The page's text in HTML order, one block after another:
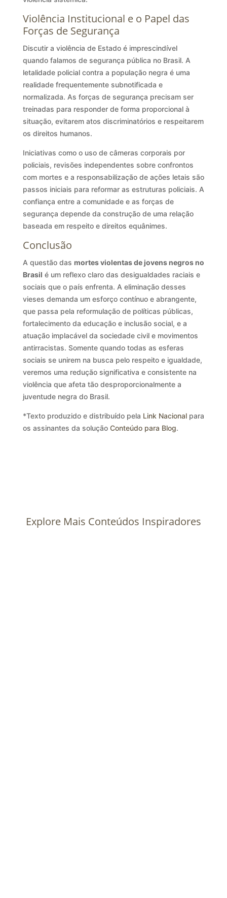
Violência Institucional e o Papel das
Forças de Segurança
Discutir a violência de Estado é imprescindível
quando falamos de segurança pública no Brasil. A
letalidade policial contra a população negra é uma
realidade frequentemente subnotificada e
normalizada. As forças de segurança precisam ser
treinadas para responder de forma proporcional à
situação, evitarem atos discriminatórios e respeitarem
os direitos humanos.
Iniciativas como o uso de câmeras corporais por
policiais, revisões independentes sobre confrontos
com mortes e a responsabilização de ações letais são
passos iniciais para reformar as estruturas policiais. A
confiança entre a comunidade e as forças de
segurança depende da construção de uma relação
baseada em respeito e direitos equânimes.
Conclusão
A questão das mortes violentas de jovens negros no
Brasil é um reflexo claro das desigualdades raciais e
sociais que o país enfrenta. A eliminação desses
vieses demanda um esforço contínuo e abrangente,
que passa pela reformulação de políticas públicas,
fortalecimento da educação e inclusão social, e a
atuação implacável da sociedade civil e movimentos
antirracistas. Somente quando todas as esferas
sociais se unirem na busca pelo respeito e igualdade,
veremos uma redução significativa e consistente na
violência que afeta tão desproporcionalmente a
juventude negra do Brasil.
*Texto produzido e distribuído pela Link Nacionalpara
os assinantes da solução Conteúdo para Blog.
Explore Mais Conteúdos Inspiradores